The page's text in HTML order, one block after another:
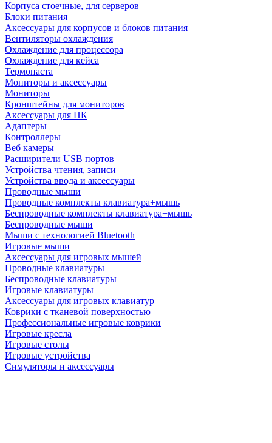
Корпуса стоечные, для серверов
Блоки питания
Аксессуары для корпусов и блоков питания
Вентиляторы охлаждения
Охлаждение для процессора
Охлаждение для кейса
Термопаста
Мониторы и аксессуары
Мониторы
Кронштейны для мониторов
Аксессуары для ПК
Адаптеры
Контроллеры
Веб камеры
Расширители USB портов
Устройства чтения, записи
Устройства ввода и аксессуары
Проводные мыши
Проводные комплекты клавиатура+мышь
Беспроводные комплекты клавиатура+мышь
Беспроводные мыши
Мыши с технологией Bluetooth
Игровые мыши
Аксессуары для игровых мышей
Проводные клавиатуры
Беспроводные клавиатуры
Игровые клавиатуры
Аксессуары для игровых клавиатур
Коврики с тканевой поверхностью
Профессиональные игровые коврики
Игровые кресла
Игровые столы
Игровые устройства
Симуляторы и аксессуары